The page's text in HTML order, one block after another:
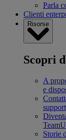
Parla
Clienti
Risorse
Scopri
A
e
Storie